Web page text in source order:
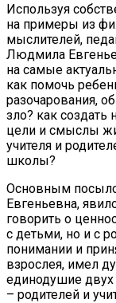
Используя
на примеры из
мыслителей,
Людмила
на самые
как помочь
разочарования,
зло? как создать
цели и смыслы
учителя и
школы?
Основным
Евгеньевна,
говорить о
с детьми, но и с
понимании и
взрослея, имел
единодушие двух
– родителей и